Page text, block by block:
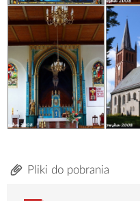
Pliki do pobrania